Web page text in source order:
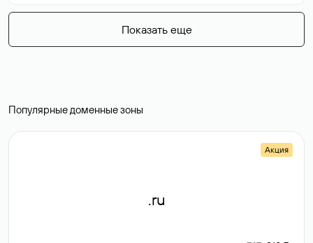
Показать еще
Популярные доменные зоны
Акция
.ru